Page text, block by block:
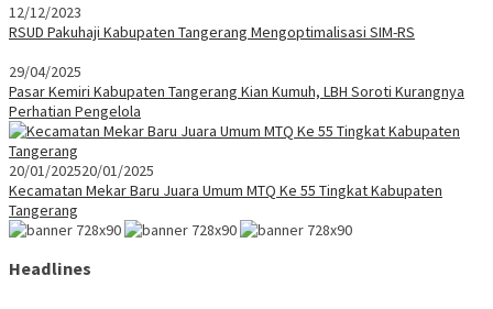
12/12/2023
RSUD Pakuhaji Kabupaten Tangerang Mengoptimalisasi SIM-RS
29/04/2025
Pasar Kemiri Kabupaten Tangerang Kian Kumuh, LBH Soroti Kurangnya
Perhatian Pengelola
20/01/202520/01/2025
Kecamatan Mekar Baru Juara Umum MTQ Ke 55 Tingkat Kabupaten
Tangerang
Headlines